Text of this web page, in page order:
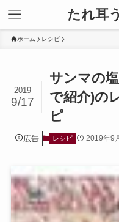
たれ耳
ホーム レシピ
サンマの
で紹介)の
ピ
2019
9/17
広告 レシピ 2019年9